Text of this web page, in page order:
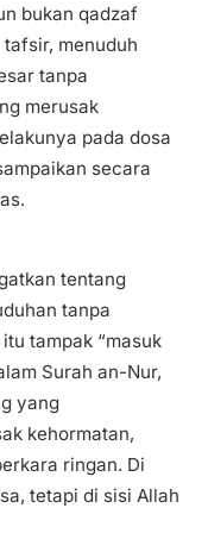
bukan qadzaf
menuduh
tanpa
merusak
pada dosa
secara
tentang
tanpa
tampak “masuk
Surah an-Nur,
yang
kehormatan,
ringan. Di
tetapi di sisi Allah